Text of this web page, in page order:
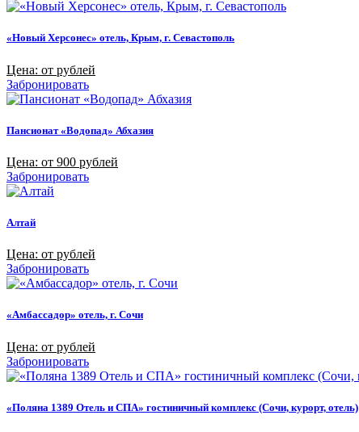
«Новый Херсонес» отель, Крым, г. Севастополь
Цена: от рублей
Забронировать
Пансионат «Водопад» Абхазия
Цена: от 900 рублей
Забронировать
Алтай
Цена: от рублей
Забронировать
«Амбассадор» отель, г. Сочи
Цена: от рублей
Забронировать
«Поляна 1389 Отель и СПА» гостиничный комплекс (Сочи, курорт, отель)